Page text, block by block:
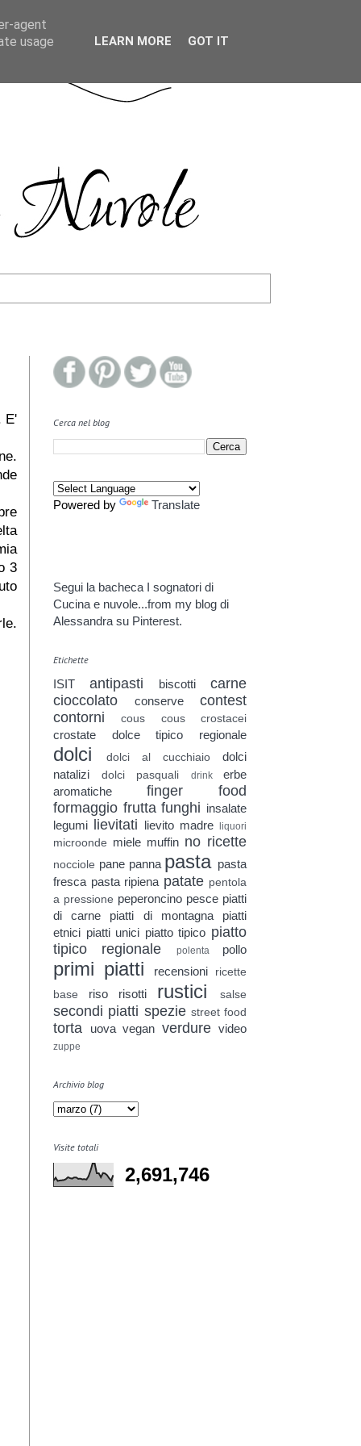
E'
3
Cerca nel blog
Powered by Translate
Segui la bacheca I sognatori di
Cucina e nuvole...from my blog di
Alessandra su Pinterest.
Etichette
ISIT antipasti biscotti
carne
cioccolato
conserve
contest
contorni
cous cous crostacei
crostate dolce tipico regionale
dolci dolci al cucchiaio
dolci
natalizi
dolci pasquali drink
erbe
aromatiche
finger food
formaggio frutta funghi insalate
legumi lievitati lievito madre liquori
microonde miele muffin no ricette
nocciole pane panna pasta pasta
fresca pasta ripiena patate pentola
a pressione peperoncino pesce piatti
di carne
piatti di montagna
piatti
etnici piatti unici piatto tipico piatto
tipico regionale
polenta pollo
primi piatti recensioni
ricette
base
riso risotti rustici salse
secondi piatti spezie street food
torta uova vegan verdure video
zuppe
Archivio blog
Visite totali
2,691,746
agent
usage
LEARN MORE GOT IT